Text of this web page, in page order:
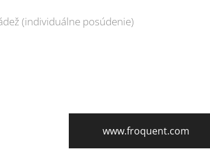
(individuálne posúdenie)
www.froquent.com